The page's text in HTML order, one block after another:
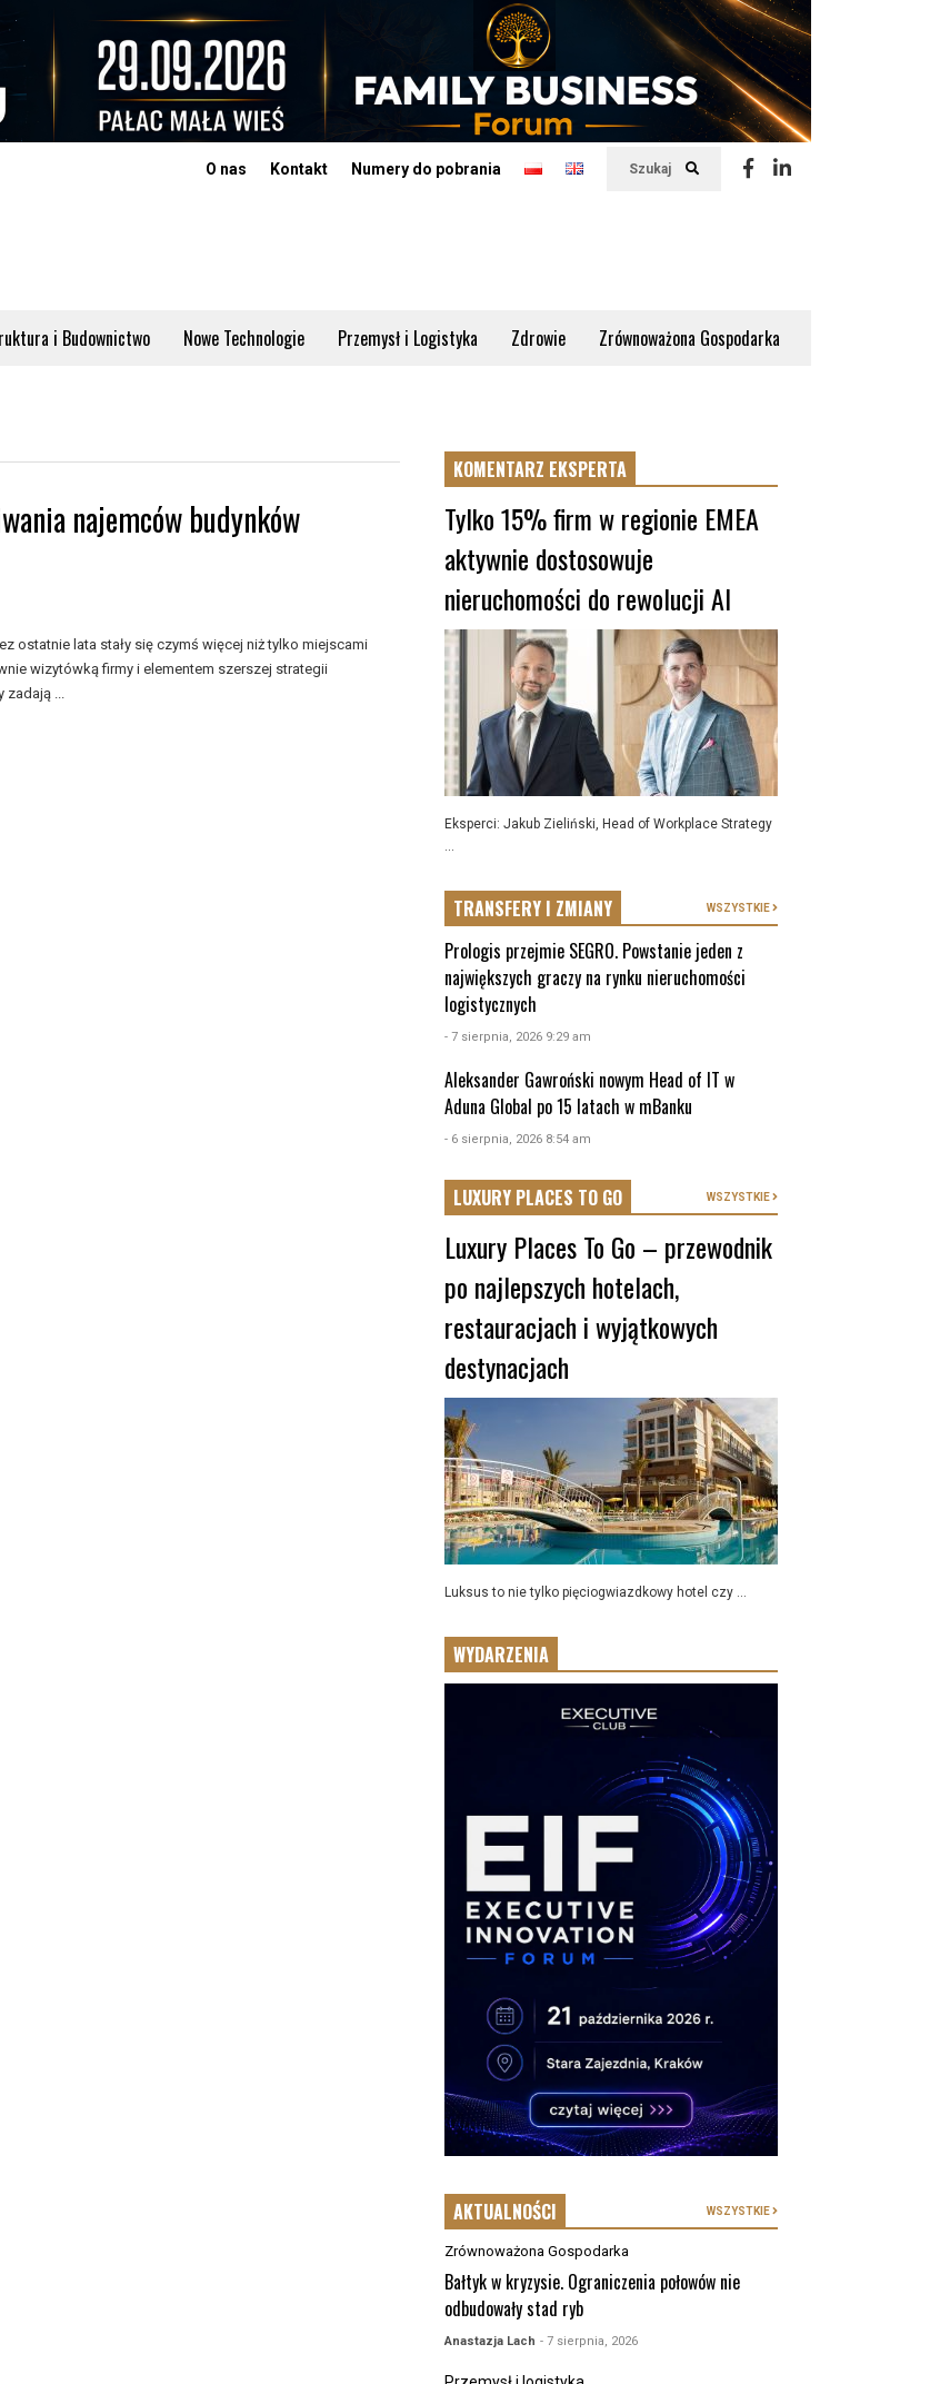
Szukaj
O nas Kontakt Numery do pobrania
i Budownictwo Nowe Technologie Przemysł i Logistyka Zdrowie Zrównoważona Gospodarka
najemców budynków
ostatnie lata stały się czymś więcej niż tylko miejscami
wizytówką firmy i elementem szerszej strategii
...
KOMENTARZ EKSPERTA
Tylko 15% firm w regionie EMEA
aktywnie dostosowuje
nieruchomości do rewolucji AI
Eksperci: Jakub Zieliński, Head of Workplace Strategy
...
TRANSFERY I ZMIANY WSZYSTKIE
Prologis przejmie SEGRO. Powstanie jeden z
największych graczy na rynku nieruchomości
logistycznych
- 7 sierpnia, 2026 9:29 am
Aleksander Gawroński nowym Head of IT w
Aduna Global po 15 latach w mBanku
- 6 sierpnia, 2026 8:54 am
LUXURY PLACES TO GO WSZYSTKIE
Luxury Places To Go – przewodnik
po najlepszych hotelach,
restauracjach i wyjątkowych
destynacjach
Luksus to nie tylko pięciogwiazdkowy hotel czy ...
WYDARZENIA
AKTUALNOŚCI WSZYSTKIE
Zrównoważona Gospodarka
Bałtyk w kryzysie. Ograniczenia połowów nie
odbudowały stad ryb
Anastazja Lach - 7 sierpnia, 2026